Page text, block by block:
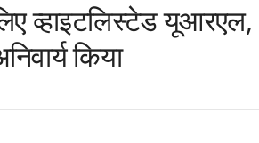
व्हाइटलिस्टेड यूआरएल,
किया